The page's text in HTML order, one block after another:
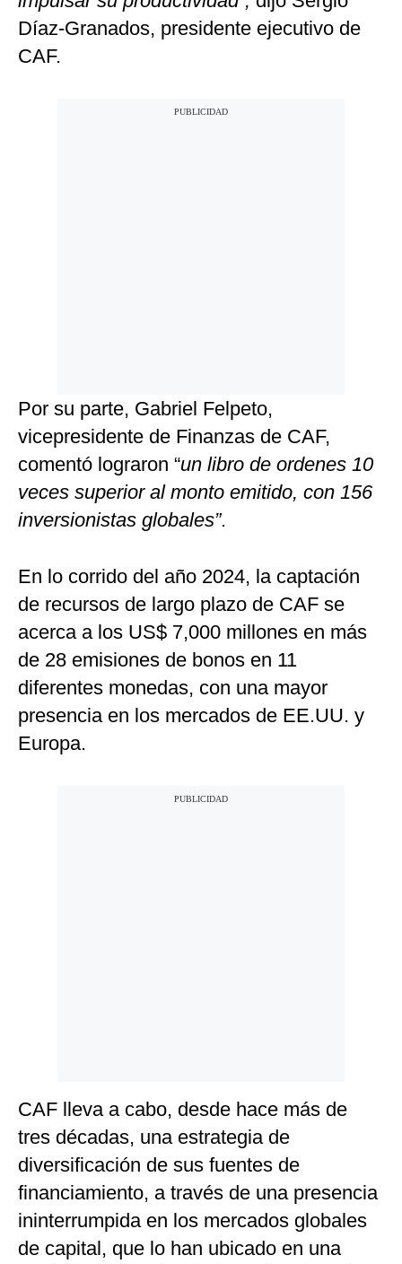
Díaz-Granados, presidente ejecutivo de
CAF.
Por su parte, Gabriel Felpeto,
vicepresidente de Finanzas de CAF,
comentó lograron “un libro de ordenes 10
veces superior al monto emitido, con 156
inversionistas globales”.
En lo corrido del año 2024, la captación
de recursos de largo plazo de CAF se
acerca a los US$ 7,000 millones en más
de 28 emisiones de bonos en 11
diferentes monedas, con una mayor
presencia en los mercados de EE.UU. y
Europa.
CAF lleva a cabo, desde hace más de
tres décadas, una estrategia de
diversificación de sus fuentes de
financiamiento, a través de una presencia
ininterrumpida en los mercados globales
de capital, que lo han ubicado en una